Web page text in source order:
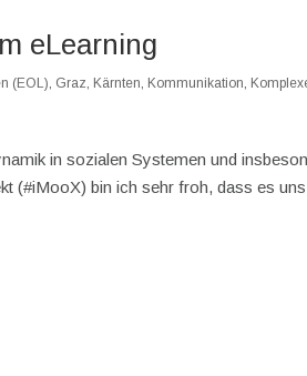
eLearning
(EOL), Graz, Kärnten, Kommunikation,
in sozialen Systemen und
(#iMooX) bin ich sehr froh, dass es